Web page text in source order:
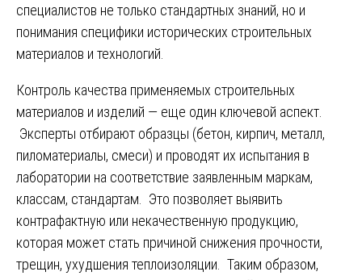
специалистов не только стандартных знаний, но и
понимания специфики исторических строительных
материалов и технологий.
Контроль качества применяемых строительных
материалов и изделий — еще один ключевой аспект.
Эксперты отбирают образцы (бетон, кирпич, металл,
пиломатериалы, смеси) и проводят их испытания в
лаборатории на соответствие заявленным маркам,
классам, стандартам. Это позволяет выявить
контрафактную или некачественную продукцию,
которая может стать причиной снижения прочности,
трещин, ухудшения теплоизоляции. Таким образом,